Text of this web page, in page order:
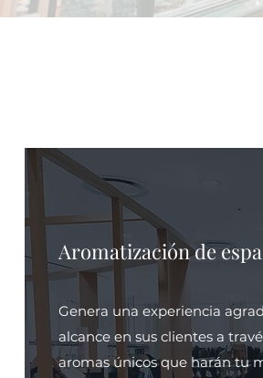
Aromatización de
Genera una experiencia
alcance en sus clientes a
aromas únicos que harán tu